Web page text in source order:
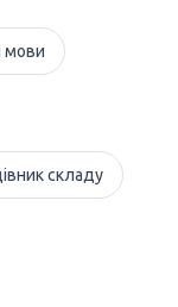
мови
складу